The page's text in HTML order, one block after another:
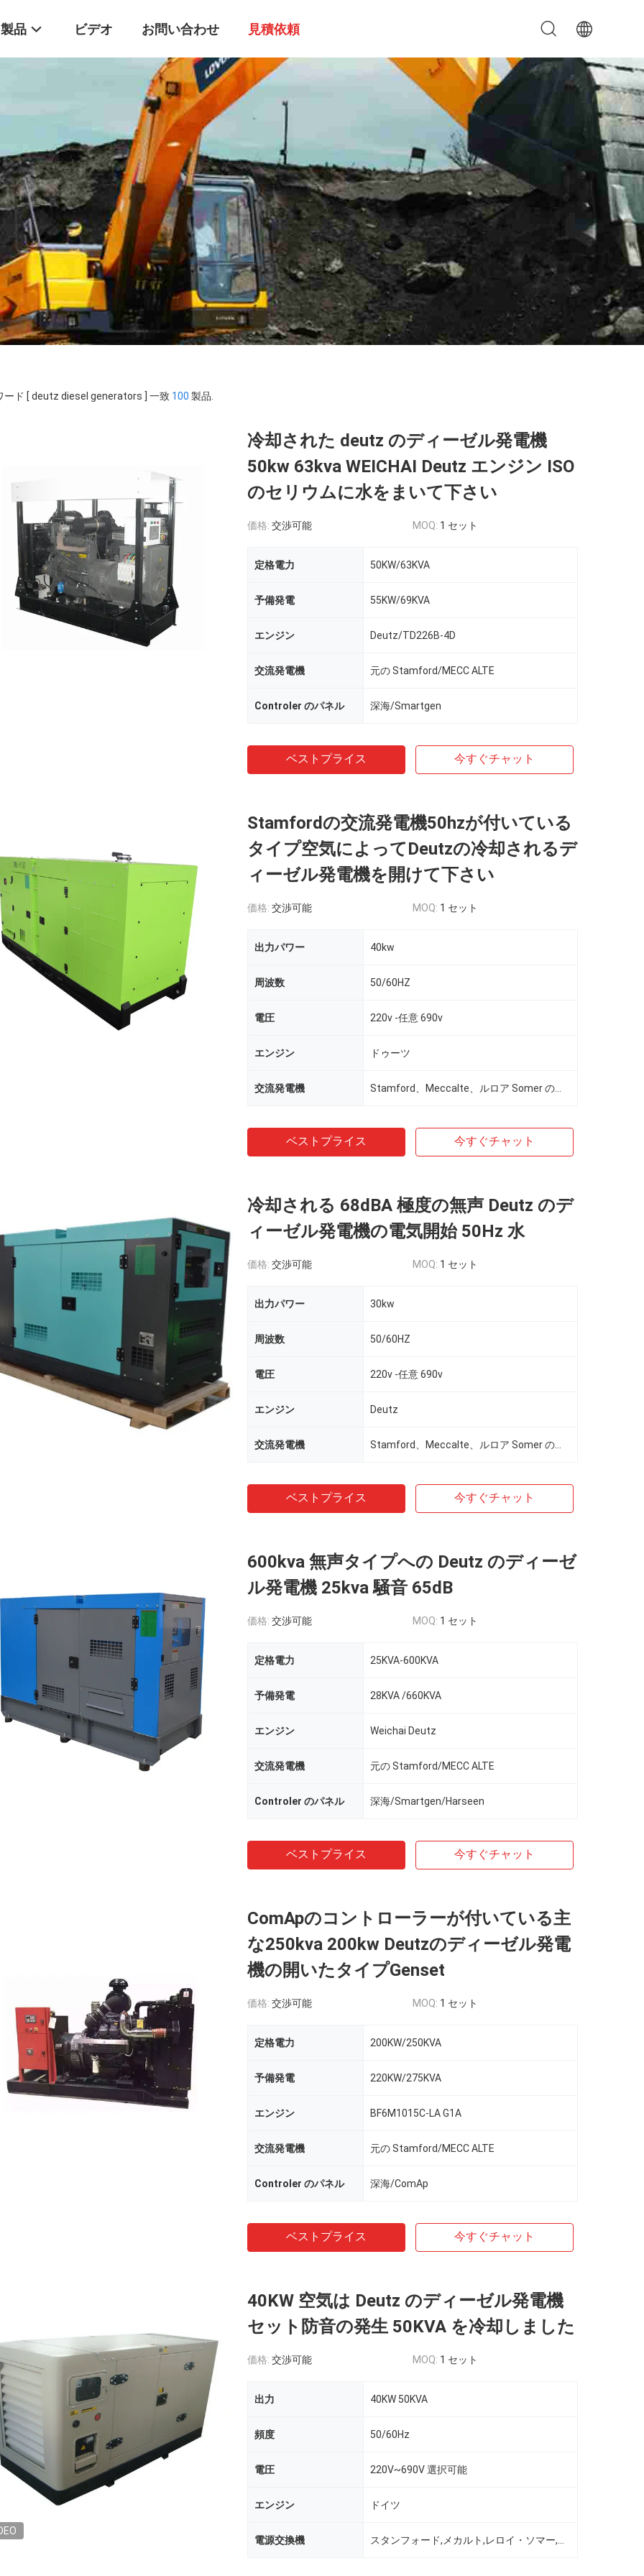
製品 ビデオ お問い合わせ 見積依頼
ード [ deutz diesel generators ] 一致 100 製品.
冷却された deutz のディーゼル発電機
50kw 63kva WEICHAI Deutz エンジン ISO
のセリウムに水をまいて下さい
価格: 交渉可能 MOQ: 1 セット
定格電力 50KW/63KVA
予備発電 55KW/69KVA
エンジン Deutz/TD226B-4D
交流発電機 元の Stamford/MECC ALTE
Controler のパネル 深海/Smartgen
ベストプライス 今すぐチャット
Stamfordの交流発電機50hzが付いている
タイプ空気によってDeutzの冷却されるデ
ィーゼル発電機を開けて下さい
価格: 交渉可能 MOQ: 1 セット
出力パワー 40kw
周波数 50/60HZ
電圧 220v -任意 690v
エンジン ドゥーツ
交流発電機
ベストプライス 今すぐチャット
冷却される 68dBA 極度の無声 Deutz のデ
ィーゼル発電機の電気開始 50Hz 水
価格: 交渉可能 MOQ: 1 セット
出力パワー 30kw
周波数 50/60HZ
電圧 220v -任意 690v
エンジン Deutz
交流発電機
ベストプライス 今すぐチャット
600kva 無声タイプへの Deutz のディーゼ
ル発電機 25kva 騒音 65dB
価格: 交渉可能 MOQ: 1 セット
定格電力 25KVA-600KVA
予備発電 28KVA /660KVA
エンジン Weichai Deutz
交流発電機 元の Stamford/MECC ALTE
Controler のパネル 深海/Smartgen/Harseen
ベストプライス 今すぐチャット
ComApのコントローラーが付いている主
な250kva 200kw Deutzのディーゼル発電
機の開いたタイプGenset
価格: 交渉可能 MOQ: 1 セット
定格電力 200KW/250KVA
予備発電 220KW/275KVA
エンジン BF6M1015C-LA G1A
交流発電機 元の Stamford/MECC ALTE
Controler のパネル 深海/ComAp
ベストプライス 今すぐチャット
40KW 空気は Deutz のディーゼル発電機
セット防音の発生 50KVA を冷却しました
価格: 交渉可能 MOQ: 1 セット
出力 40KW 50KVA
頻度 50/60Hz
電圧 220V~690V 選択可能
エンジン ドイツ
電源交換機